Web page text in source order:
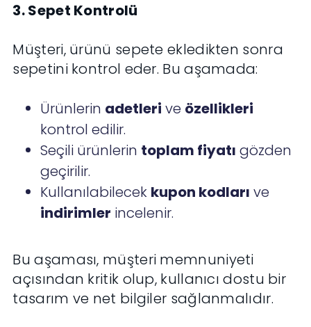
3. Sepet Kontrolü
Müşteri, ürünü sepete ekledikten sonra
sepetini kontrol eder. Bu aşamada:
Ürünlerin adetleri ve özellikleri
kontrol edilir.
Seçili ürünlerin toplam fiyatı gözden
geçirilir.
Kullanılabilecek kupon kodları ve
indirimler incelenir.
Bu aşaması, müşteri memnuniyeti
açısından kritik olup, kullanıcı dostu bir
tasarım ve net bilgiler sağlanmalıdır.